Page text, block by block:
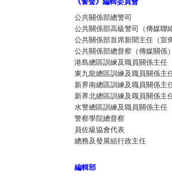
公共關係部總警司
公共關係部高級警司（傳媒聯
公共關係部首席新聞主任（宣
公共關係部總督察（傳媒關係）
港島總區訓練及職員關係主任
東九龍總區訓練及職員關係主
新界南總區訓練及職員關係主
新界北總區訓練及職員關係主
水警總區訓練及職員關係主任
警察學院總督察
員佐級協會代表
總務及發展組行政主任
編輯部